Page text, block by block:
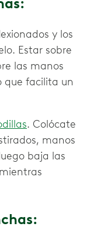
y los
Estar sobre
las manos
que facilita un
. Colócate
manos
baja las